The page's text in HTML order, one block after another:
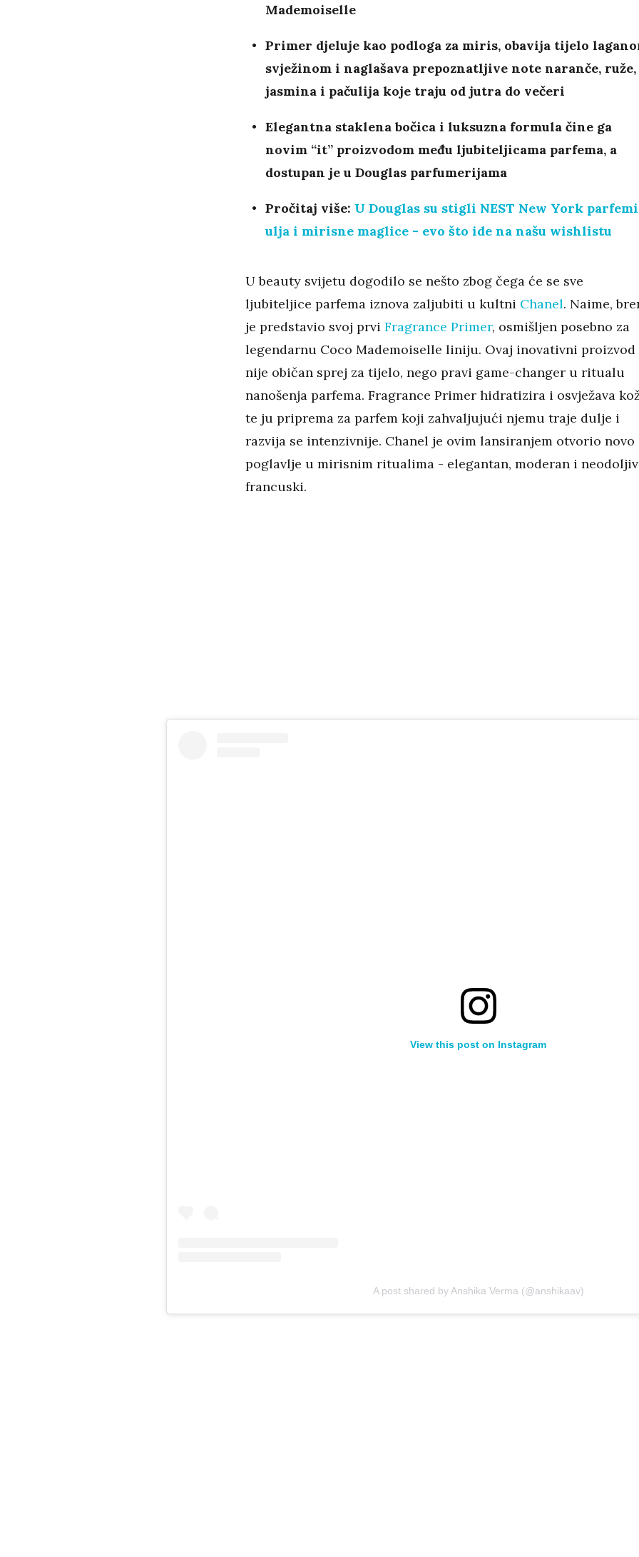
Mademoiselle
Primer djeluje kao podloga za miris, obavija tijelo
svježinom i naglašava prepoznatljive note naranče, ruže,
jasmina i pačulija koje traju od jutra do večeri
Elegantna staklena bočica i luksuzna formula čine ga
novim “it” proizvodom među ljubiteljicama parfema, a
dostupan je u Douglas parfumerijama
Pročitaj više: U Douglas su stigli NEST New York
ulja i mirisne maglice - evo što ide na našu wishlistu
U beauty svijetu dogodilo se nešto zbog čega će se sve
ljubiteljice parfema iznova zaljubiti u kultni Chanel. Naime,
je predstavio svoj prvi Fragrance Primer, osmišljen posebno za
legendarnu Coco Mademoiselle liniju. Ovaj inovativni proizvod
nije običan sprej za tijelo, nego pravi game-changer u ritualu
nanošenja parfema. Fragrance Primer hidratizira i osvježava
te ju priprema za parfem koji zahvaljujući njemu traje dulje i
razvija se intenzivnije. Chanel je ovim lansiranjem otvorio novo
poglavlje u mirisnim ritualima - elegantan, moderan i
francuski.
View this post on Instagram
A post shared by Anshika Verma (@anshikaav)